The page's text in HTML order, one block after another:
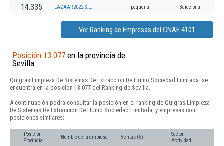
14.335 LAZAAR 2022 S.L. pequeña Barcelona
Ver Ranking de Empresas del CNAE 4101
Posición 13.077 en la provincia de
Sevilla
Quigras Limpieza De Sistemas De Extraccion De Humo Sociedad Limitada. se
encuentra en la posición 13.077 del Ranking de Sevilla.
A continuación podrá consultar la posición en el ranking de Quigras Limpieza
De Sistemas De Extraccion De Humo Sociedad Limitada. y empresas con
posiciones similares:
Posición
Provincia
Nombre de la empresa Ventas (€)
Sector
Actividad